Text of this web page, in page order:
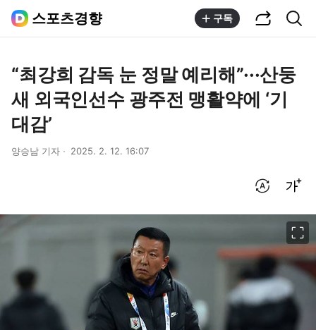
스포츠경향 구독
“최강희 감독 눈 정말 예리해”···산둥
새 외국인선수 광주전 맹활약에 ‘기
대감’
양승남 기자 2025. 2. 12. 16:07